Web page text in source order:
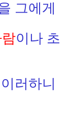
그에게
이나 초
러하니